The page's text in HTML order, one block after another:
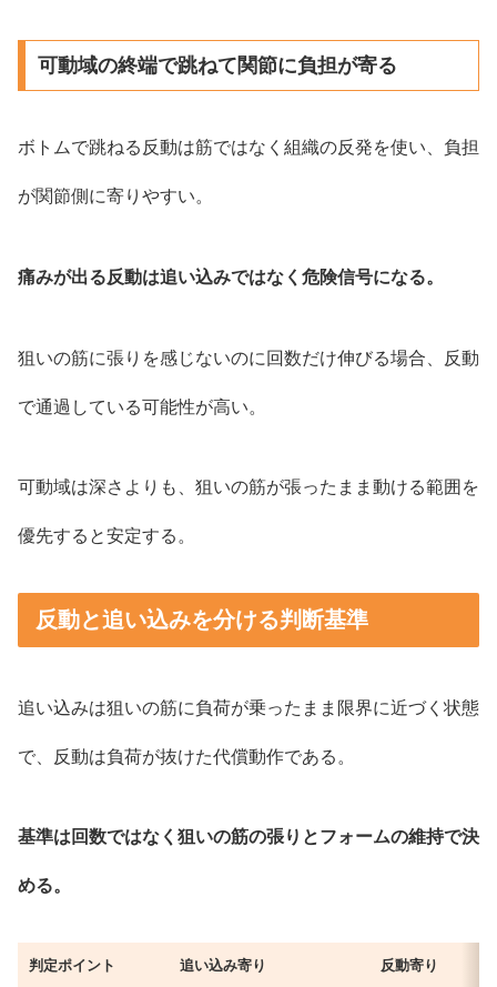
可動域の終端で跳ねて関節に負担が寄る
ボトムで跳ねる反動は筋ではなく組織の反発を使い、負担
が関節側に寄りやすい。
痛みが出る反動は追い込みではなく危険信号になる。
狙いの筋に張りを感じないのに回数だけ伸びる場合、反動
で通過している可能性が高い。
可動域は深さよりも、狙いの筋が張ったまま動ける範囲を
優先すると安定する。
反動と追い込みを分ける判断基準
追い込みは狙いの筋に負荷が乗ったまま限界に近づく状態
で、反動は負荷が抜けた代償動作である。
基準は回数ではなく狙いの筋の張りとフォームの維持で決
める。
判定ポイント 追い込み寄り 反動寄り